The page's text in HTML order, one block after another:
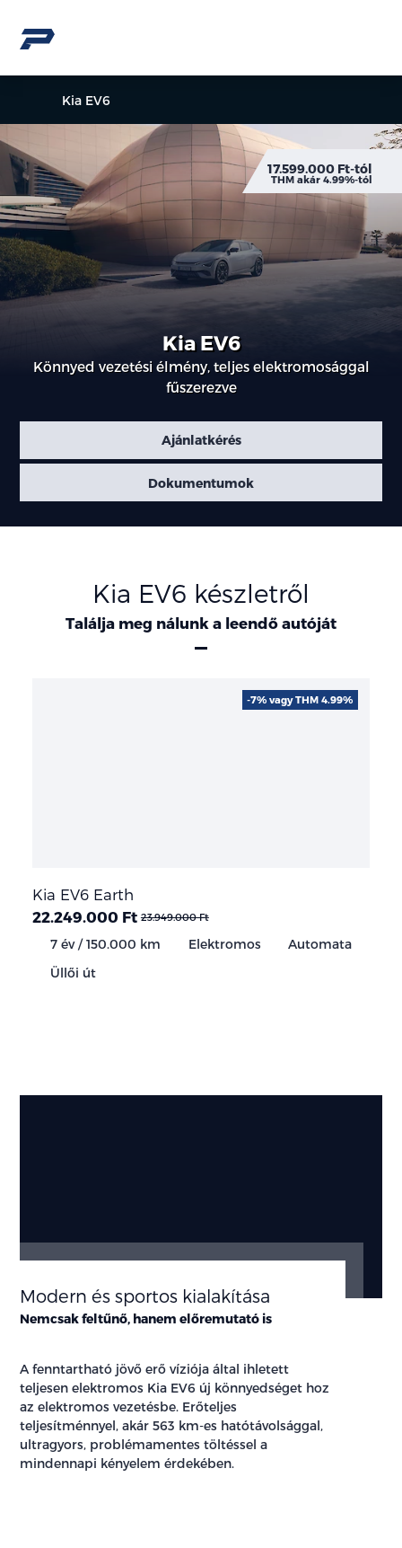
17.599.000 Ft-tól
THM akár 4.99%-tól
Kia EV6
Könnyed vezetési élmény, teljes elektromosággal
fűszerezve
Ajánlatkérés
Dokumentumok
Kia EV6
Kia EV6 készletről
Találja meg nálunk a leendő autóját
Kia EV6 Earth
22.249.000 Ft 23.949.000 Ft
7 év / 150.000 km Elektromos
Automata
Üllői út
-7% vagy THM 4.99%
Modern és sportos kialakítása
Nemcsak feltűnő, hanem előremutató is
A fenntartható jövő erő víziója által ihletett
teljesen elektromos Kia EV6 új könnyedséget hoz
az elektromos vezetésbe. Erőteljes
teljesítménnyel, akár 563 km-es hatótávolsággal,
ultragyors, problémamentes töltéssel a
mindennapi kényelem érdekében.